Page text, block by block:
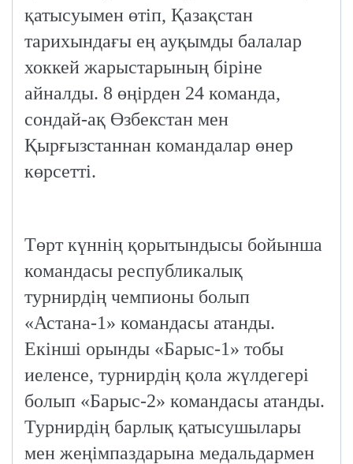
қатысуымен өтіп, Қазақстан
тарихындағы ең ауқымды балалар
хоккей жарыстарының біріне
айналды. 8 өңірден 24 команда,
сондай-ақ Өзбекстан мен
Қырғызстаннан командалар өнер
көрсетті.
Төрт күннің қорытындысы бойынша
командасы республикалық
турнирдің чемпионы болып
«Астана-1» командасы атанды.
Екінші орынды «Барыс-1» тобы
иеленсе, турнирдің қола жүлдегері
болып «Барыс-2» командасы атанды.
Турнирдің барлық қатысушылары
мен жеңімпаздарына медальдармен